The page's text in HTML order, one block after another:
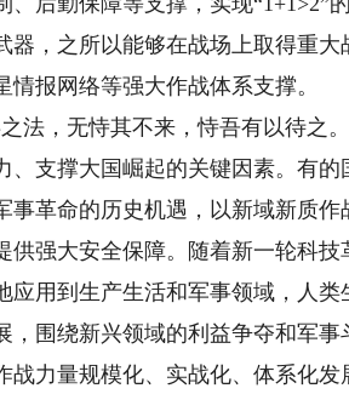
器，之所以能够在战场上取得重
情报网络等强大作战体系支撑。
，无恃其不来，恃吾有以待之。
、支撑大国崛起的关键因素。有
事革命的历史机遇，以新域新质
供强大安全保障。随着新一轮科
应用到生产生活和军事领域，人
，围绕新兴领域的利益争夺和军
战力量规模化、实战化、体系化